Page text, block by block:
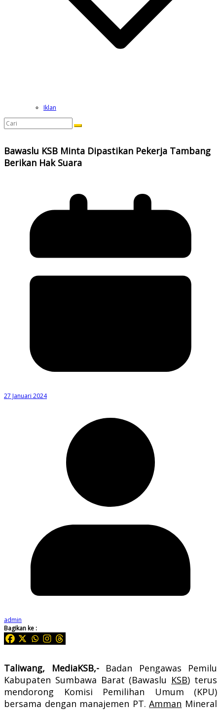
Iklan
Bawaslu KSB Minta Dipastikan Pekerja Tambang
Berikan Hak Suara
27 Januari 2024
admin
Bagikan ke :
Taliwang, MediaKSB,- Badan Pengawas Pemilu
Kabupaten Sumbawa Barat (Bawaslu KSB) terus
mendorong Komisi Pemilihan Umum (KPU)
bersama dengan manajemen PT.Amman Mineral